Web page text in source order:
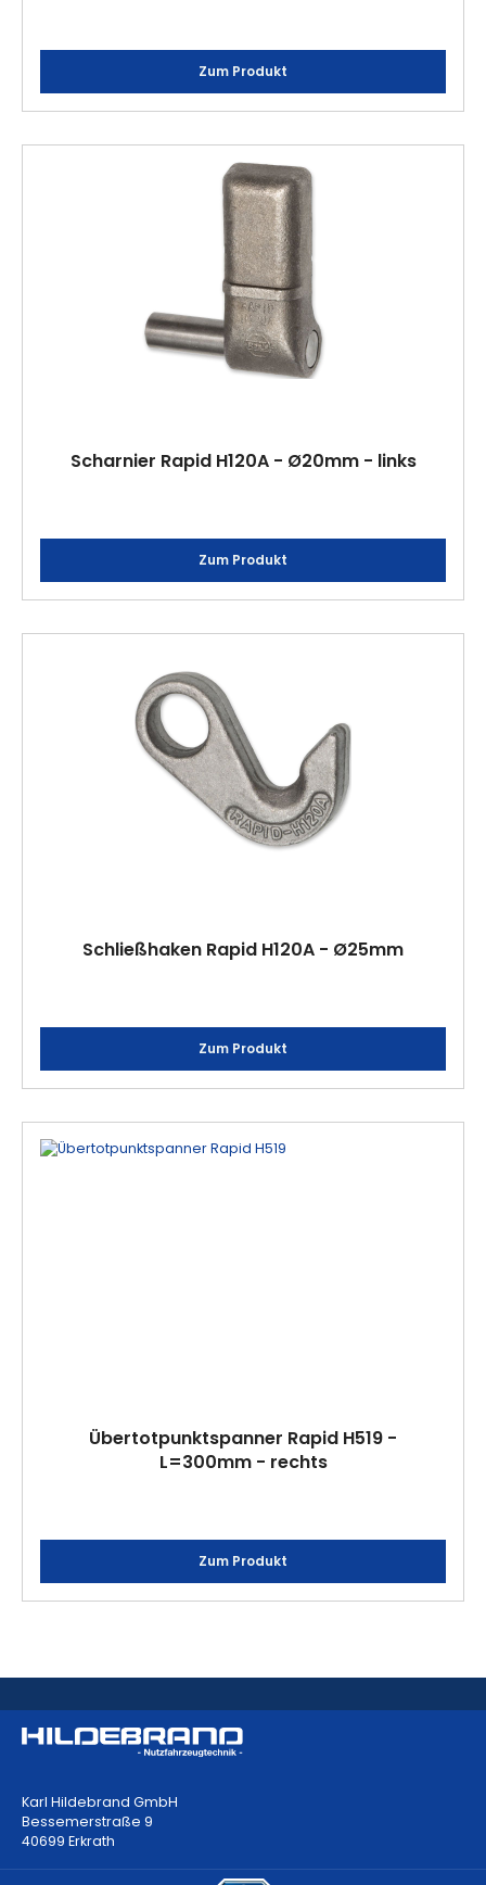
Zum Produkt
Scharnier Rapid H120A - Ø20mm - links
Zum Produkt
Schließhaken Rapid H120A - Ø25mm
Zum Produkt
Übertotpunktspanner Rapid H519 -
L=300mm - rechts
Zum Produkt
Karl Hildebrand GmbH
Bessemerstraße 9
40699 Erkrath